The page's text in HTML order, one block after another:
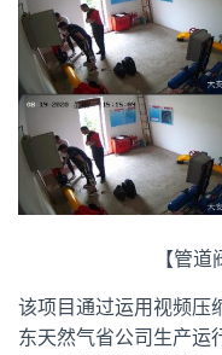
【管
该项目通过运用视频压
东天然气省公司生产运